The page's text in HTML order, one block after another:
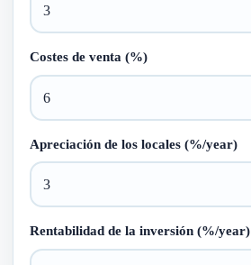
Costes de venta (%)
Apreciación de los locales (%/year)
Rentabilidad de la inversión (%/year)